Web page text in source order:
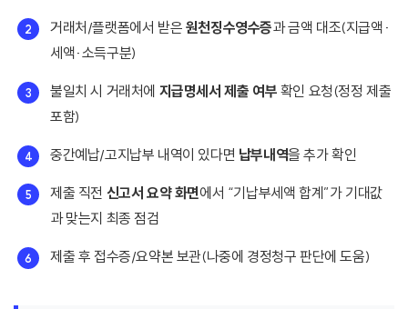
거래처/플랫폼에서 받은 원천징수영수증과 금액 대조(지급액·
세액·소득구분)
불일치 시 거래처에 지급명세서 제출 여부 확인 요청(정정 제출
포함)
중간예납/고지납부 내역이 있다면 납부내역을 추가 확인
제출 직전 신고서 요약 화면에서 “기납부세액 합계”가 기대값
과 맞는지 최종 점검
제출 후 접수증/요약본 보관(나중에 경정청구 판단에 도움)